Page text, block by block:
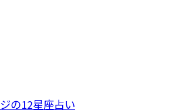
の12星座占い